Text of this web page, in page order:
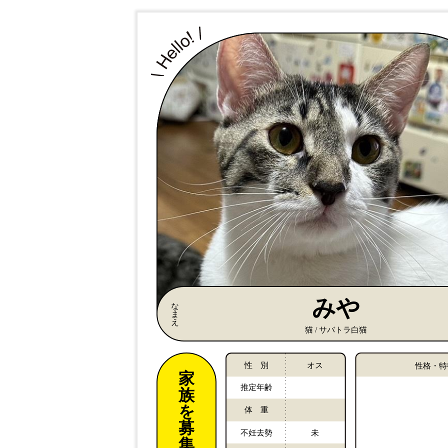
な
ま
え
みや
猫 / サバトラ白猫
家
族
を
募
集
性 別
推定年齢
体 重
不妊去勢
オス
未
性格・